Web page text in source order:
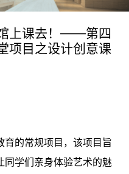
馆上课去！——第四
项目之设计创意课
育的常规项目，该项目旨
同学们亲身体验艺术的魅